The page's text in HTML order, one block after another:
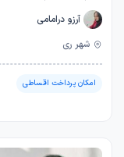
آرزو درامامی
شهر ری
امکان پرداخت اقساطی